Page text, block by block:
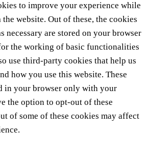
to improve your experience while
website. Out of these, the cookies
necessary are stored on your browser
the working of basic functionalities
use third-party cookies that help us
how you use this website. These
in your browser only with your
the option to opt-out of these
of some of these cookies may affect